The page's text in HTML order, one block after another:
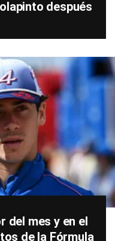
después
del mes y en el
de la Fórmula